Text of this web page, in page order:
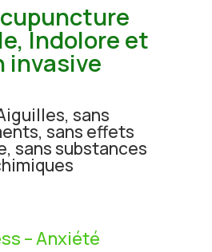
Indolore et
invasive
sans
sans effets
sans substances
– Anxiété